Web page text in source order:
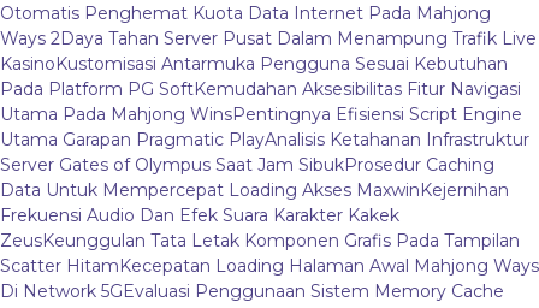
Otomatis Penghemat Kuota Data Internet Pada Mahjong
Ways 2Daya Tahan Server Pusat Dalam Menampung Trafik Live
KasinoKustomisasi Antarmuka Pengguna Sesuai Kebutuhan
Pada Platform PG SoftKemudahan Aksesibilitas Fitur Navigasi
Utama Pada Mahjong WinsPentingnya Efisiensi Script Engine
Utama Garapan Pragmatic PlayAnalisis Ketahanan Infrastruktur
Server Gates of Olympus Saat Jam SibukProsedur Caching
Data Untuk Mempercepat Loading Akses MaxwinKejernihan
Frekuensi Audio Dan Efek Suara Karakter Kakek
ZeusKeunggulan Tata Letak Komponen Grafis Pada Tampilan
Scatter HitamKecepatan Loading Halaman Awal Mahjong Ways
Di Network 5GEvaluasi Penggunaan Sistem Memory Cache